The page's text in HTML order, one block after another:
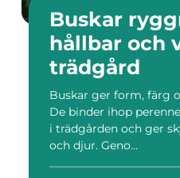
Buskar ryggraden i en
hållbar och
trädgård
Buskar ger form, färg
De binder ihop
i trädgården och ger
och djur. Geno...